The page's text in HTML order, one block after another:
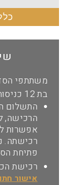
משתתפי
בת 12 כניסות לבריכת הטכניון שמחירה 500 ₪.
התשלום
הרכישה,
אפשרות
רכישתה.
פתיחת
רכישת
אישור